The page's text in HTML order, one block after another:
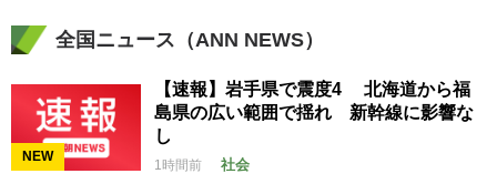
全国ニュース（ANN NEWS）
NEW
【速報】岩手県で震度4 北海道から福
島県の広い範囲で揺れ 新幹線に影響な
し
1時間前 社会